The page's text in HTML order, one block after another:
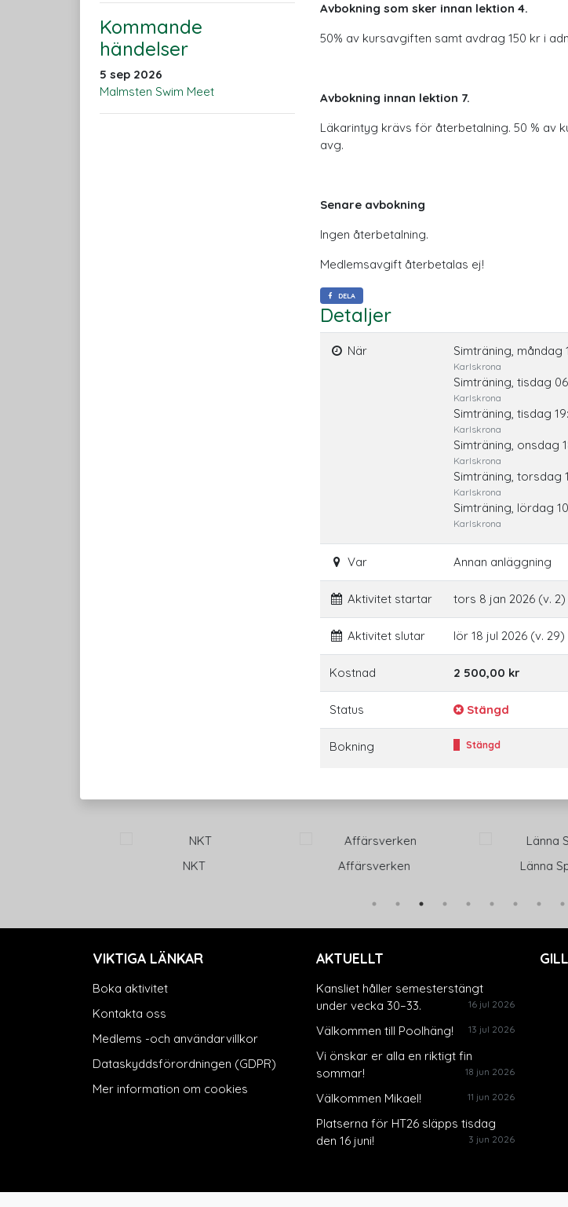
Kommande
händelser
5 sep 2026
Malmsten Swim Meet
Avbokning som sker innan lektion 4.
50% av kursavgiften samt avdrag 150 kr i
Avbokning innan lektion 7.
Läkarintyg krävs för återbetalning. 50 % av
avg.
Senare avbokning
Ingen återbetalning.
Medlemsavgift återbetalas ej!
DELA
Detaljer
När Simträning, måndag
Karlskrona
Simträning, tisdag
Karlskrona
Simträning, tisdag
Karlskrona
Simträning, onsdag
Karlskrona
Simträning, torsdag
Karlskrona
Simträning, lördag
Karlskrona
Var Annan anläggning
Aktivitet startar tors 8 jan 2026 (v. 2)
Aktivitet slutar lör 18 jul 2026 (v. 29)
Kostnad 2 500,00 kr
Status Stängd
Bokning Stängd
Affärsverken Länna Sport
VIKTIGA LÄNKAR
Boka aktivitet
Kontakta oss
Medlems -och användarvillkor
Dataskyddsförordningen (GDPR)
Mer information om cookies
AKTUELLT
Kansliet håller semesterstängt
under vecka 30–33.
16 jul 2026
Välkommen till Poolhäng! 13 jul 2026
Vi önskar er alla en riktigt fin
sommar!
18 jun 2026
Välkommen Mikael! 11 jun 2026
Platserna för HT26 släpps tisdag
den 16 juni!
3 jun 2026